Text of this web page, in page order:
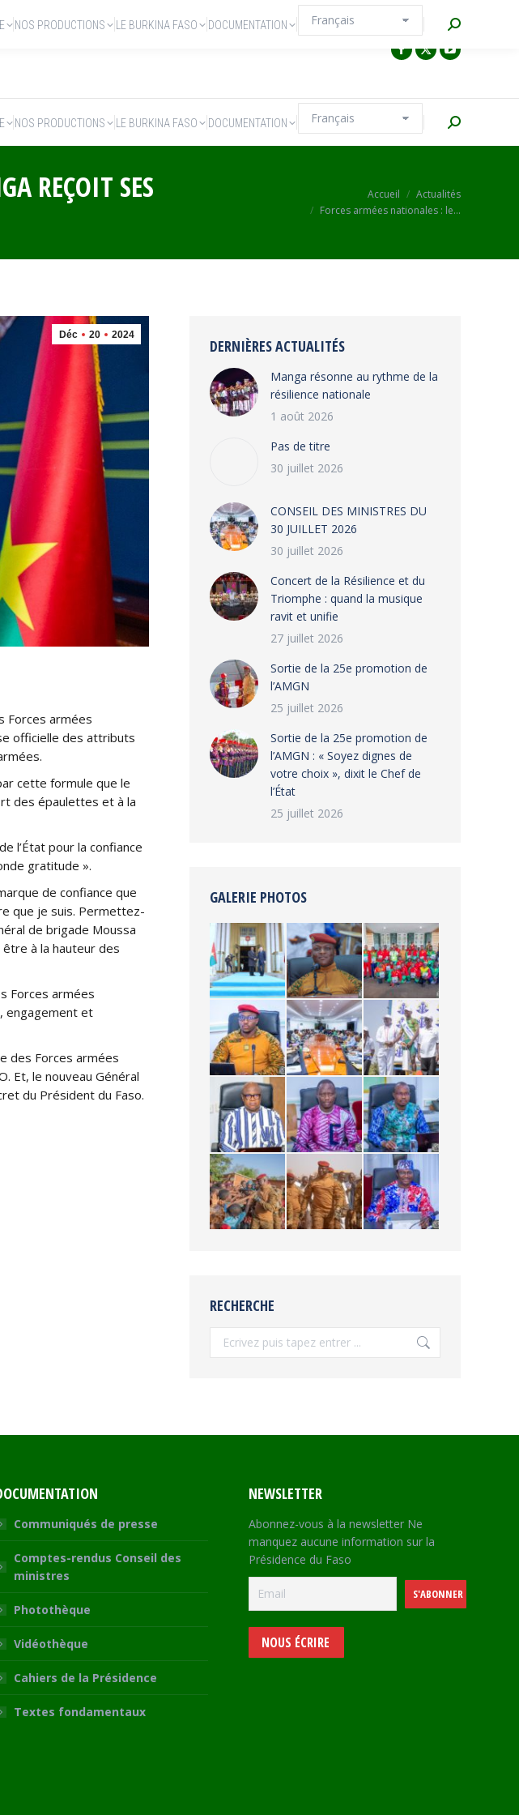
NOS PRODUCTIONS LE BURKINA FASO DOCUMENTATION Recherche
REÇOIT SES
Accueil
Actualités
Forces armées nationales : le…
Déc 20 2024
Forces armées
officielle des attributs
cette formule que le
des épaulettes et à la
l’État pour la confiance
gratitude ».
de confiance que
que je suis. Permettez-
de brigade Moussa
à la hauteur des
Forces armées
engagement et
des Forces armées
Et, le nouveau Général
du Président du Faso.
DERNIÈRES ACTUALITÉS
Manga résonne au rythme de la
résilience nationale
1 août 2026
Pas de titre
30 juillet 2026
CONSEIL DES MINISTRES DU
30 JUILLET 2026
30 juillet 2026
‎​Concert de la Résilience et du
Triomphe : quand la musique
ravit et unifie
27 juillet 2026
‎Sortie de la 25e promotion de
l’AMGN
25 juillet 2026
‎Sortie de la 25e promotion de
l’AMGN : « Soyez dignes de
votre choix », dixit le Chef de
l’État
25 juillet 2026
GALERIE PHOTOS
RECHERCHE
Recherche
Communiqués de presse
Comptes-rendus Conseil des
ministres
Photothèque
Vidéothèque
Cahiers de la Présidence
Textes fondamentaux
NEWSLETTER
Abonnez-vous à la newsletter Ne
manquez aucune information sur la
Présidence du Faso
NOUS ÉCRIRE
NOS PRODUCTIONS LE BURKINA FASO DOCUMENTATION Recherche